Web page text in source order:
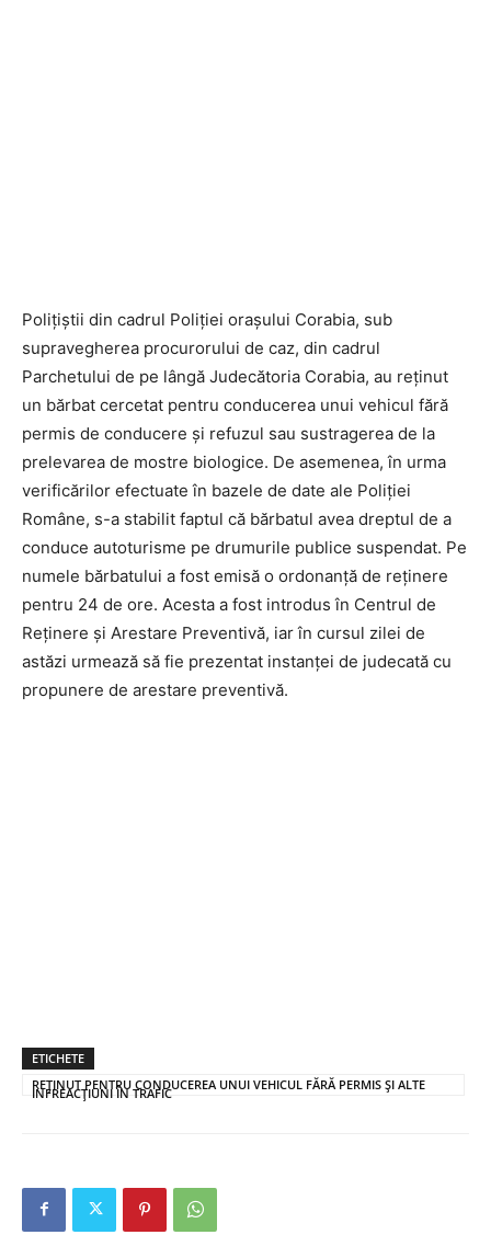
Polițiștii din cadrul Poliției orașului Corabia, sub
supravegherea procurorului de caz, din cadrul
Parchetului de pe lângă Judecătoria Corabia, au reținut
un bărbat cercetat pentru conducerea unui vehicul fără
permis de conducere și refuzul sau sustragerea de la
prelevarea de mostre biologice. De asemenea, în urma
verificărilor efectuate în bazele de date ale Poliției
Române, s-a stabilit faptul că bărbatul avea dreptul de a
conduce autoturisme pe drumurile publice suspendat. Pe
numele bărbatului a fost emisă o ordonanță de reținere
pentru 24 de ore. Acesta a fost introdus în Centrul de
Reținere și Arestare Preventivă, iar în cursul zilei de
astăzi urmează să fie prezentat instanței de judecată cu
propunere de arestare preventivă.
ETICHETE
REȚINUT PENTRU CONDUCEREA UNUI VEHICUL FĂRĂ PERMIS ȘI ALTE
INFREACȚIUNI ÎN TRAFIC